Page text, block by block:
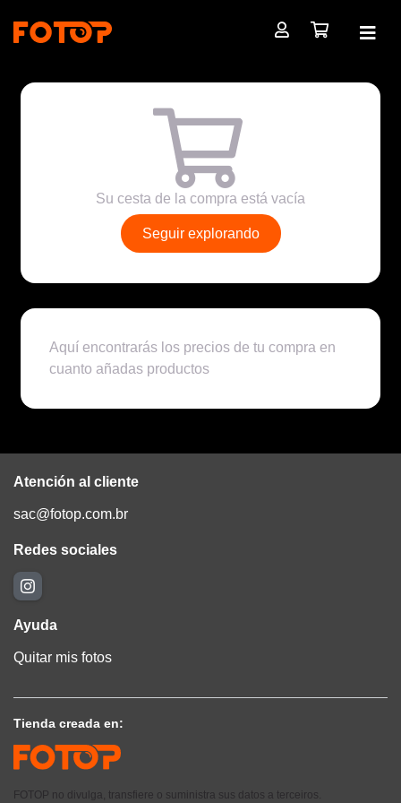
Su cesta de la compra está vacía
Seguir explorando
Aquí encontrarás los precios de tu compra en
cuanto añadas productos
Atención al cliente
sac@fotop.com.br
Redes sociales
Ayuda
Quitar mis fotos
Tienda creada en:
FOTOP no divulga, transfiere o suministra sus datos a terceiros.